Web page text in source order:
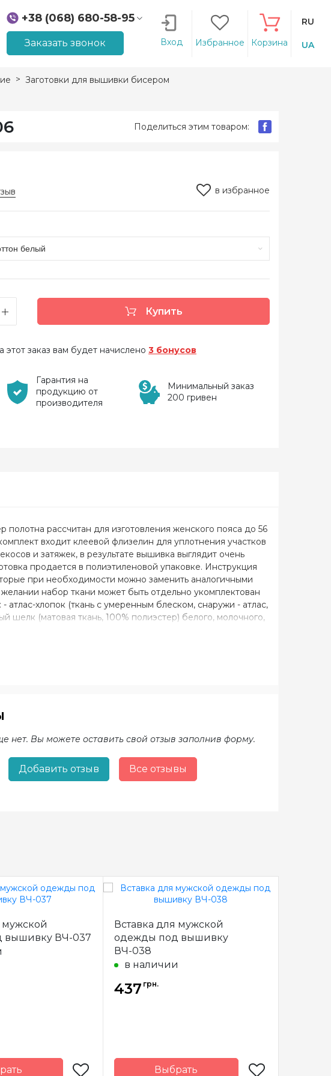
+38 (068) 680-58-95
+38 (066) 207-14-90
Заказать звонок Вход Избранное Корзина
RU
UA
Заготовки для вышивки бисером
Поделиться этим товаром:
в избранное
белый
Купить
этот заказ вам будет начислено 3 бонусов
Гарантия на
продукцию от
производителя
Минимальный заказ
200 гривен
рассчитан для изготовления женского пояса до 56
входит клеевой флизелин для уплотнения участков
и затяжек, в результате вышивка выглядит очень
продается в полиэтиленовой упаковке. Инструкция
при необходимости можно заменить аналогичными
набор ткани может быть отдельно укомплектован
хлопок (ткань с умеренным блеском, снаружи - атлас,
шелк (матовая ткань, 100% полиэстер) белого, молочного,
цвета; - лен 100% белого, молочного, черного цвета.
нет. Вы можете оставить свой отзыв заполнив форму.
Добавить отзыв Все отзывы
мужской
вышивку ВЧ-037
Вставка для мужской
одежды под вышивку
ВЧ-038
в наличии
437 грн.
Выбрать